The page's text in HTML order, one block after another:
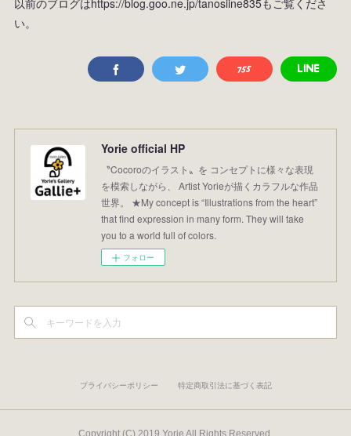
い。
Yorie official HP
〝Cocoroのイラスト〟を コンセプトに様々な表現
を模索しながら、 Artist Yorieが描くカラフルな作品
世界。 ★My concept is “Illustrations from the heart”
that find expression in many form. They will take
you to a world full of colors.
フォロー
プライバシーポリシー 特定商取引法に基づく表記
Copyright (C) 2019 Yorie All Rights Reserved.